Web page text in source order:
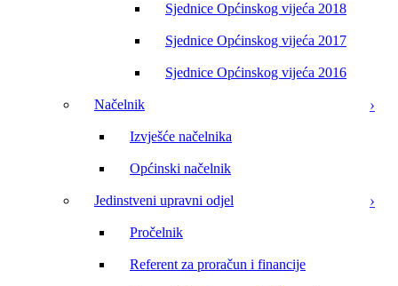
Sjednice Općinskog vijeća 2018
Sjednice Općinskog vijeća 2017
Sjednice Općinskog vijeća 2016
Načelnik
Izvješće načelnika
Općinski načelnik
Jedinstveni upravni odjel
Pročelnik
Referent za proračun i financije